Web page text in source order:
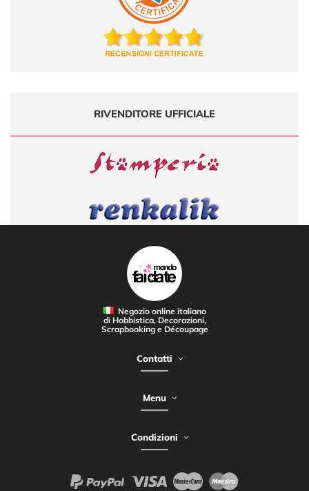
RIVENDITORE UFFICIALE
CORSI DI DECORAZIONE
Negozio online italiano
di Hobbistica, Decorazioni,
Scrapbooking e Découpage
Contatti
Menu
Condizioni